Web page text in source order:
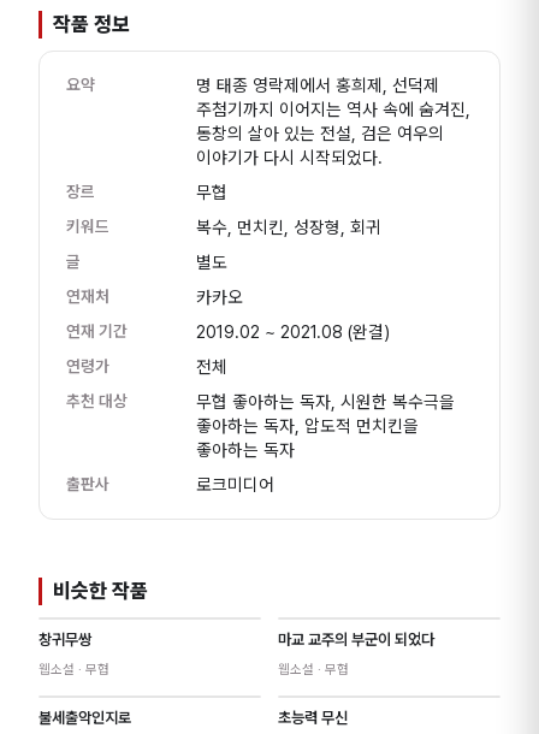
작품 정보
요약
명 태종 영락제에서 홍희제, 선덕제
주첨기까지 이어지는 역사 속에 숨겨진,
동창의 살아 있는 전설, 검은 여우의
이야기가 다시 시작되었다.
장르 무협
키워드 복수, 먼치킨, 성장형, 회귀
글 별도
연재처 카카오
연재 기간 2019.02 ~ 2021.08 (완결)
연령가 전체
추천 대상
무협 좋아하는 독자, 시원한 복수극을
좋아하는 독자, 압도적 먼치킨을
좋아하는 독자
출판사 로크미디어
비슷한 작품
창귀무쌍
웹소설 · 무협
마교 교주의 부군이 되었다
웹소설 · 무협
불세출악인지로 초능력 무신